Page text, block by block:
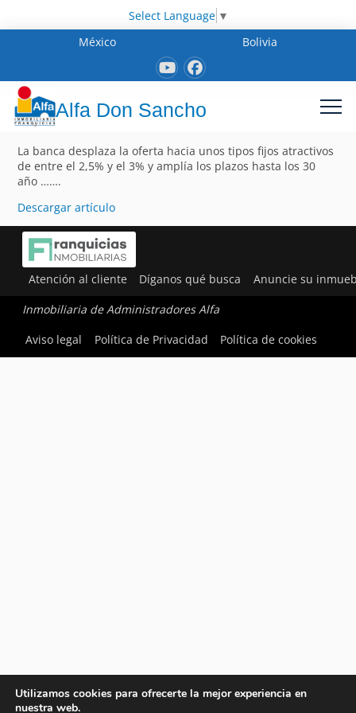
Select Language ▼
México
Bolivia
Alfa Don Sancho
La banca desplaza la oferta hacia unos tipos fijos atractivos
de entre el 2,5% y el 3% y amplía los plazos hasta los 30
año …….
Descargar artículo
Atención al cliente Díganos qué busca Anuncie su
Inmobiliaria de Administradores Alfa
Aviso legal
Política de Privacidad Política de cookies
Utilizamos cookies para ofrecerte la mejor experiencia en
nuestra web.